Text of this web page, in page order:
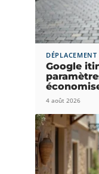
DÉPLACEMENT
Google
4 août 2026